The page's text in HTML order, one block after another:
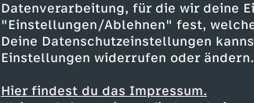
Datenverarbeitung, für die wir deine
"Einstellungen/Ablehnen" fest,
Deine Datenschutzeinstellungen
Einstellungen widerrufen oder ändern.
Hier findest du das Impressum.